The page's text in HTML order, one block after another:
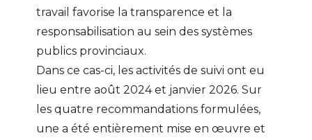
travail favorise la transparence et la
responsabilisation au sein des systèmes
publics provinciaux.
Dans ce cas-ci, les activités de suivi ont eu
lieu entre août 2024 et janvier 2026. Sur
les quatre recommandations formulées,
une a été entièrement mise en œuvre et